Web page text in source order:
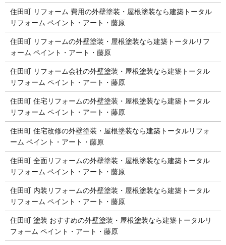
住田町 リフォーム 費用の外壁塗装・屋根塗装なら建築トータル
リフォーム ペイント・アート・藤原
住田町 リフォームの外壁塗装・屋根塗装なら建築トータルリフ
ォーム ペイント・アート・藤原
住田町 リフォーム会社の外壁塗装・屋根塗装なら建築トータル
リフォーム ペイント・アート・藤原
住田町 住宅リフォームの外壁塗装・屋根塗装なら建築トータル
リフォーム ペイント・アート・藤原
住田町 住宅改修の外壁塗装・屋根塗装なら建築トータルリフォ
ーム ペイント・アート・藤原
住田町 全面リフォームの外壁塗装・屋根塗装なら建築トータル
リフォーム ペイント・アート・藤原
住田町 内装リフォームの外壁塗装・屋根塗装なら建築トータル
リフォーム ペイント・アート・藤原
住田町 塗装 おすすめの外壁塗装・屋根塗装なら建築トータルリ
フォーム ペイント・アート・藤原